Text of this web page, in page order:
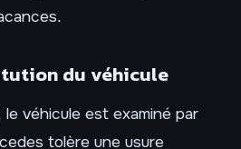
du véhicule
véhicule est examiné par
tolère une usure